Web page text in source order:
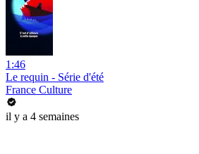
1:46
Le requin - Série d'été
France Culture
il y a 4 semaines